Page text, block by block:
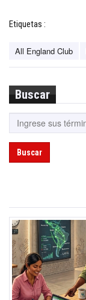
Etiquetas :
All England Club
Buscar
Buscar